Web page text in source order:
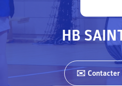
HB
✉️ Contacter